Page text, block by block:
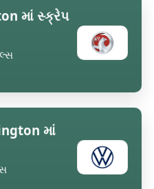
માં સ્ક્રેપ
માં